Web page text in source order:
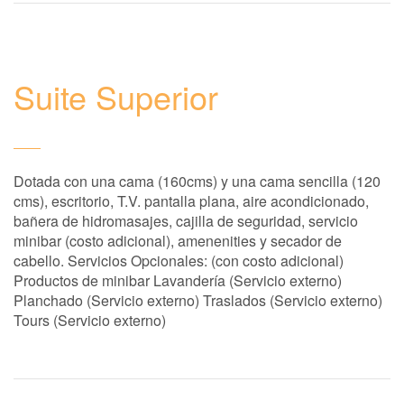
Suite Superior
Dotada con una cama (160cms) y una cama sencilla (120
cms), escritorio, T.V. pantalla plana, aire acondicionado,
bañera de hidromasajes, cajilla de seguridad, servicio
minibar (costo adicional), amenenities y secador de
cabello. Servicios Opcionales: (con costo adicional)
Productos de minibar Lavandería (Servicio externo)
Planchado (Servicio externo) Traslados (Servicio externo)
Tours (Servicio externo)